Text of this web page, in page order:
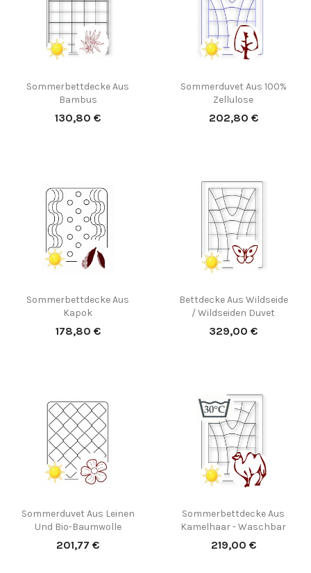
Sommerbettdecke Aus
Bambus
Preis
130,80 €
Sommerduvet Aus 100%
Zellulose
Preis
202,80 €
Sommerbettdecke Aus
Kapok
Preis
178,80 €
Bettdecke Aus Wildseide
/ Wildseiden Duvet
Preis
329,00 €
Sommerduvet Aus Leinen
Und Bio-Baumwolle
Preis
201,77 €
Sommerbettdecke Aus
Kamelhaar - Waschbar
Preis
219,00 €